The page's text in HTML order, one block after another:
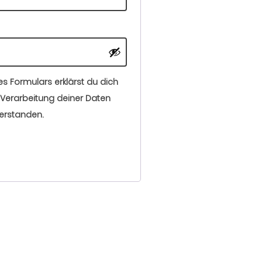
Formulars erklärst du dich
deiner Daten